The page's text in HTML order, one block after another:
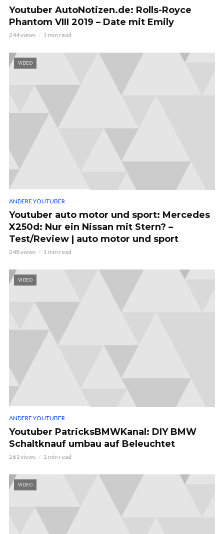
Youtuber AutoNotizen.de: Rolls-Royce
Phantom VIII 2019 – Date mit Emily
244 views 1 min read
VIDEO
ANDERE YOUTUBER
Youtuber auto motor und sport: Mercedes
X250d: Nur ein Nissan mit Stern? –
Test/Review | auto motor und sport
248 views 1 min read
VIDEO
ANDERE YOUTUBER
Youtuber PatricksBMWKanal: DIY BMW
Schaltknauf umbau auf Beleuchtet
261 views 1 min read
VIDEO